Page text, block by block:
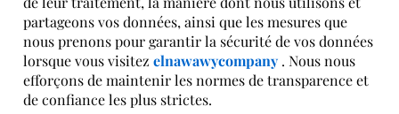
partageons vos données, ainsi que les mesures que
nous prenons pour garantir la sécurité de vos données
lorsque vous visitez elnawawycompany . Nous nous
efforçons de maintenir les normes de transparence et
de confiance les plus strictes.